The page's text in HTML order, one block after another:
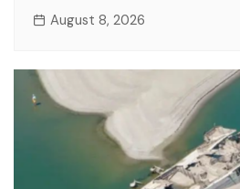
August 8, 2026